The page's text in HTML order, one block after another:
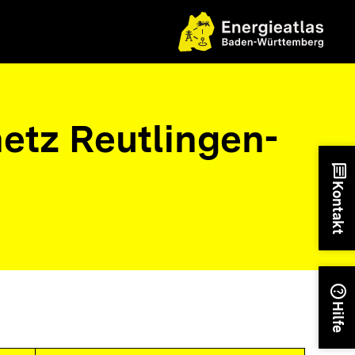
Reutlingen-
chat
Kontakt
help
Hilfe